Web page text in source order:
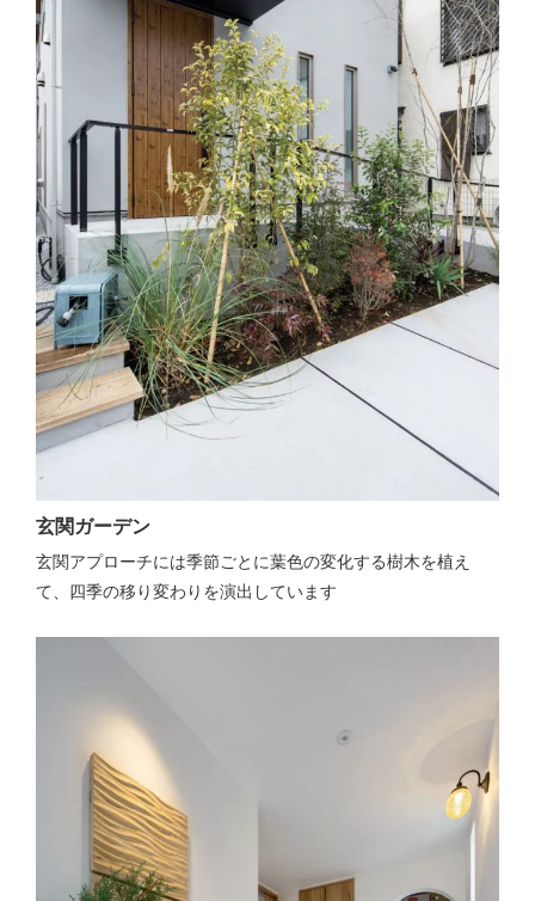
玄関ガーデン
玄関アプローチには季節ごとに葉色の変化する樹木を植え
て、四季の移り変わりを演出しています